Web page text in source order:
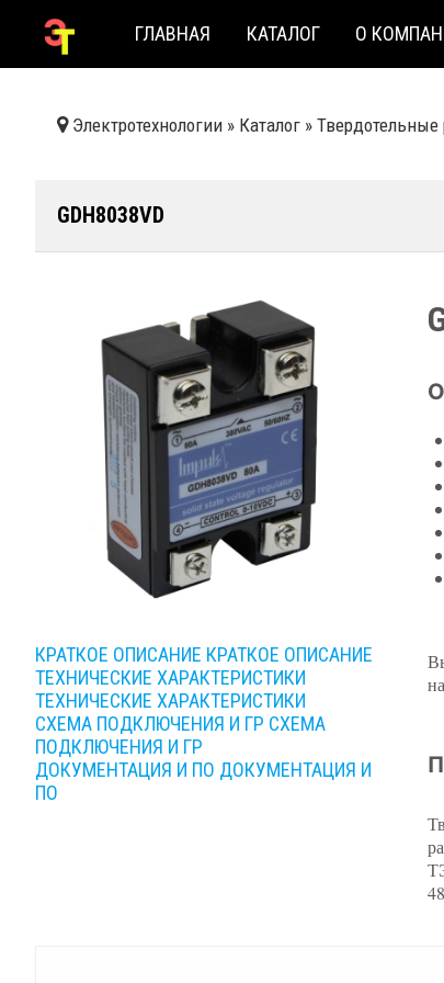
ГЛАВНАЯ КАТАЛОГ О
Электротехнологии » Каталог »
GDH8038VD
КРАТКОЕ ОПИСАНИЕ КРАТКОЕ ОПИСАНИЕ
ТЕХНИЧЕСКИЕ ХАРАКТЕРИСТИКИ
ТЕХНИЧЕСКИЕ ХАРАКТЕРИСТИКИ
СХЕМА ПОДКЛЮЧЕНИЯ И ГР СХЕМА
ПОДКЛЮЧЕНИЯ И ГР
ДОКУМЕНТАЦИЯ И ПО ДОКУМЕНТАЦИЯ И
ПО